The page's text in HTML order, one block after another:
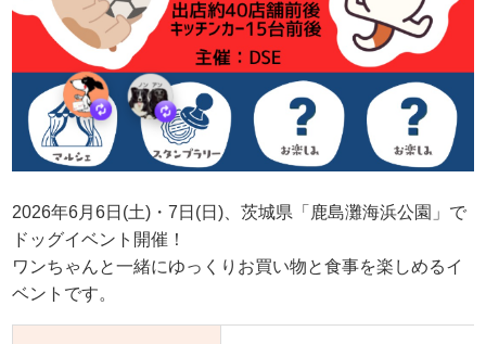
2026年6月6日(土)・7日(日)、茨城県「鹿島灘海浜公園」で
ドッグイベント開催！
ワンちゃんと一緒にゆっくりお買い物と食事を楽しめるイ
ベントです。